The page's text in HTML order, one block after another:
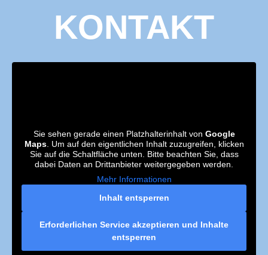
KONTAKT
Sie sehen gerade einen Platzhalterinhalt von Google
Maps. Um auf den eigentlichen Inhalt zuzugreifen, klicken
Sie auf die Schaltfläche unten. Bitte beachten Sie, dass
dabei Daten an Drittanbieter weitergegeben werden.
Mehr Informationen
Inhalt entsperren
Erforderlichen Service akzeptieren und Inhalte
entsperren